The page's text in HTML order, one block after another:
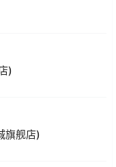
)
旗舰店)